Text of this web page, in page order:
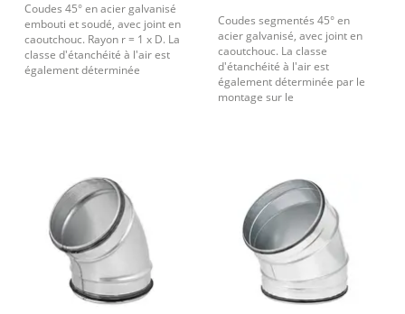
Coudes 45° en acier galvanisé
embouti et soudé, avec joint en
caoutchouc. Rayon r = 1 x D. La
classe d'étanchéité à l'air est
également déterminée
Coudes segmentés 45° en
acier galvanisé, avec joint en
caoutchouc. La classe
d'étanchéité à l'air est
également déterminée par le
montage sur le